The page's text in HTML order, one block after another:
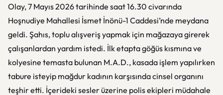
Olay, 7 Mayıs 2026 tarihinde saat 16.30 civarında
Hoşnudiye Mahallesi İsmet İnönü-1 Caddesi’nde meydana
geldi. Şahıs, toplu alışveriş yapmak için mağazaya girerek
çalışanlardan yardım istedi. İlk etapta göğüs kısmına ve
kolyesine temasta bulunan M.A.D., kasada işlem yapılırken
tabure isteyip mağdur kadının karşısında cinsel organını
teşhir etti. İçerideki sesler üzerine polis ekipleri müdahale